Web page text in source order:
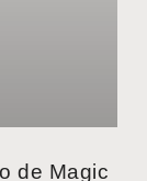
de Magic